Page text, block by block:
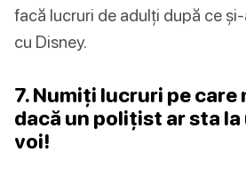
facă lucruri de adulți după ce
cu Disney.
7. Numiți lucruri pe
dacă un polițist ar sta la
voi!